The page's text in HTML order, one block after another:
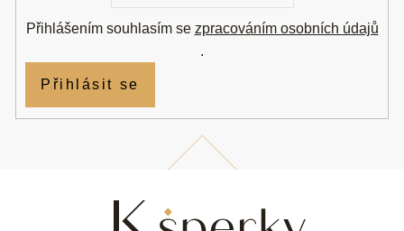
Přihlášením souhlasím se zpracováním osobních údajů
.
Přihlásit se